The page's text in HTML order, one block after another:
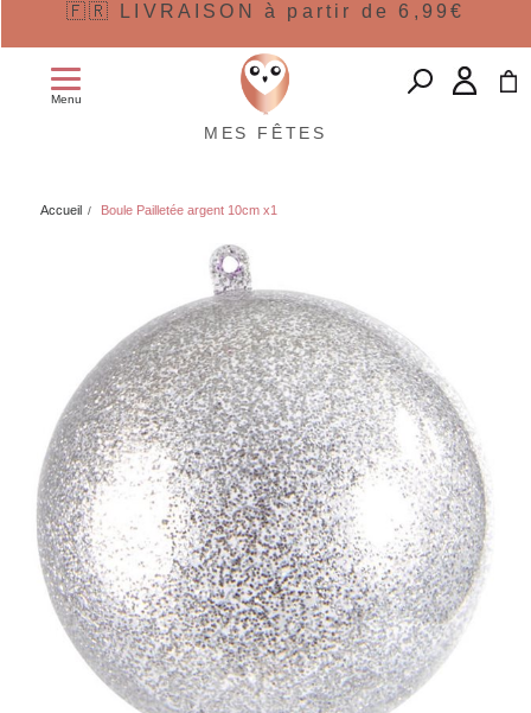
🇫🇷 LIVRAISON à partir de 6,99€
Menu
MES FÊTES
Accueil Boule Pailletée argent 10cm x1